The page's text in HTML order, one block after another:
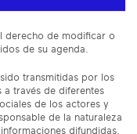
derecho de modificar o
de su agenda.
transmitidas por los
través de diferentes
de los actores y
de la naturaleza
difundidas.